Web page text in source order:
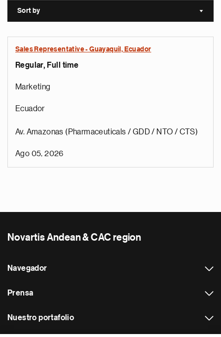
Sort by Sort
Sales Representative - Guayaquil, Ecuador
Regular, Full time
Marketing
Ecuador
Av. Amazonas (Pharmaceuticals / GDD / NTO / CTS)
Ago 05, 2026
Novartis Andean & CAC region
Navegador
Prensa
Nuestro portafolio